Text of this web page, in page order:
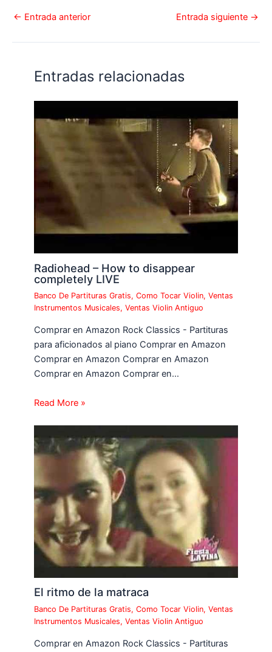
← Entrada anterior Entrada siguiente →
Entradas relacionadas
Radiohead – How to disappear
completely LIVE
Banco De Partituras Gratis,Como Tocar Violin,Ventas
Instrumentos Musicales,Ventas Violin Antiguo
Comprar en Amazon Rock Classics - Partituras
para aficionados al piano Comprar en Amazon
Comprar en Amazon Comprar en Amazon
Comprar en Amazon Comprar en…
Read More »
El ritmo de la matraca
Banco De Partituras Gratis,Como Tocar Violin,Ventas
Instrumentos Musicales,Ventas Violin Antiguo
Comprar en Amazon Rock Classics - Partituras